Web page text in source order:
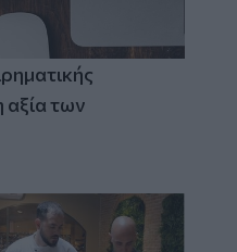
αξία των